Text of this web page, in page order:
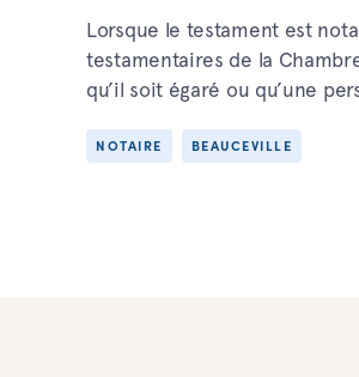
Lorsque le testament est
testamentaires de la
qu’il soit égaré ou qu’une
NOTAIRE BEAUCEVILLE